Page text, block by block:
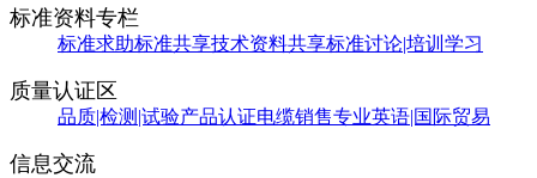
标准资料专栏
标准求助标准共享技术资料共享标准讨论|培训学习
质量认证区
品质|检测|试验产品认证电缆销售专业英语|国际贸易
信息交流